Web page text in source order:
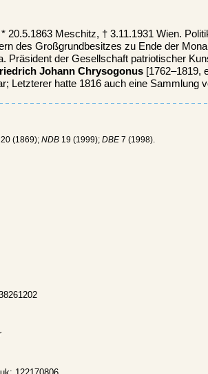
* 20.5.1863 Meschitz, † 3.11.1931 Wien.
des Großgrundbesitzes zu Ende der
Präsident der Gesellschaft patriotischer
Johann Chrysogonus [1762–1819,
Letzterer hatte 1816 auch eine Sammlung
(1869); NDB 19 (1999); DBE 7 (1998).